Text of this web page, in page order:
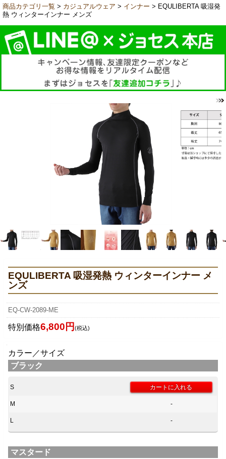
商品カテゴリ一覧 > カジュアルウェア > インナー > EQULIBERTA 吸湿発
熱 ウィンターインナー メンズ
EQULIBERTA 吸湿発熱 ウィンターインナー メ
ンズ
EQ-CW-2089-ME
特別価格6,800円 (税込)
カラー／サイズ
ブラック
S
M -
L -
マスタード